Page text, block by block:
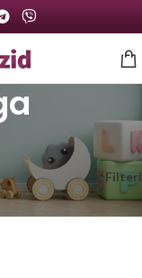
Prikazan jedan rezultat
Filteri